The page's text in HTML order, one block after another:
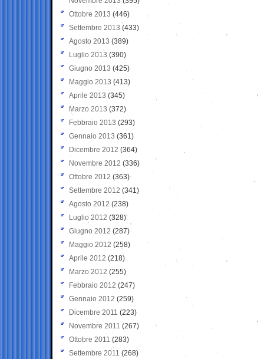
Ottobre 2013 (446)
Settembre 2013 (433)
Agosto 2013 (389)
Luglio 2013 (390)
Giugno 2013 (425)
Maggio 2013 (413)
Aprile 2013 (345)
Marzo 2013 (372)
Febbraio 2013 (293)
Gennaio 2013 (361)
Dicembre 2012 (364)
Novembre 2012 (336)
Ottobre 2012 (363)
Settembre 2012 (341)
Agosto 2012 (238)
Luglio 2012 (328)
Giugno 2012 (287)
Maggio 2012 (258)
Aprile 2012 (218)
Marzo 2012 (255)
Febbraio 2012 (247)
Gennaio 2012 (259)
Dicembre 2011 (223)
Novembre 2011 (267)
Ottobre 2011 (283)
Settembre 2011 (268)